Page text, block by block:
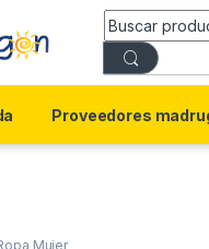
Proveedores
Mujer